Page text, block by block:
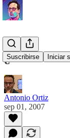
Suscribirse Iniciar
¿Debe ser
Antonio Ortiz
sep 01, 2007